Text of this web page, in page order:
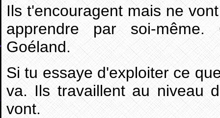
Ils t'encouragent mais ne
apprendre par soi-même.
Goéland.
Si tu essaye d'exploiter ce
va. Ils travaillent au niveau
vont.